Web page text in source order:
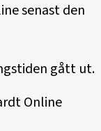
senast den
gått ut.
Online